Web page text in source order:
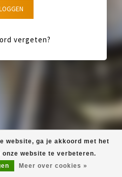
vergeten?
website, ga je akkoord met het
website te verbeteren.
Meer over cookies »